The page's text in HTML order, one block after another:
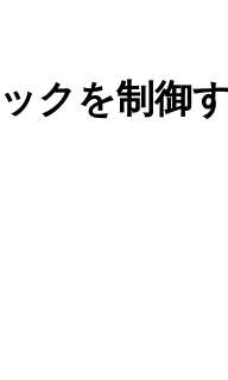
クを制御